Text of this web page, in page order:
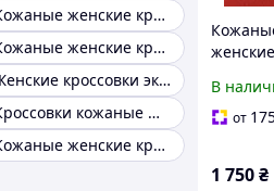
Кожаные женские кроссовки 39 размера
Кожаные женские кросссовки
Женские кроссовки экокожа
Кроссовки кожаные женские чорные
Кожаные женские кроссовки 36 размер
В
от
1 750₴